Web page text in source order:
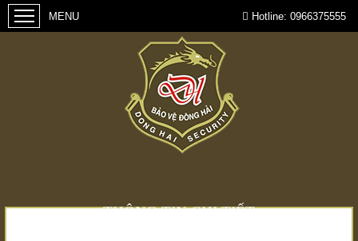
Hotline: 0966375555
THÔNG TIN CHI TIẾT